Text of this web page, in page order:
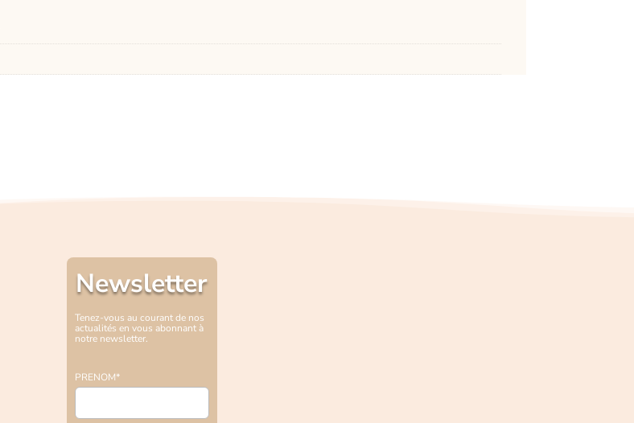
Newsletter
Tenez-vous au courant de nos
actualités en vous abonnant à
notre newsletter.
PRENOM*